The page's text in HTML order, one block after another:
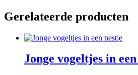
Gerelateerde producten
Jonge vogeltjes in